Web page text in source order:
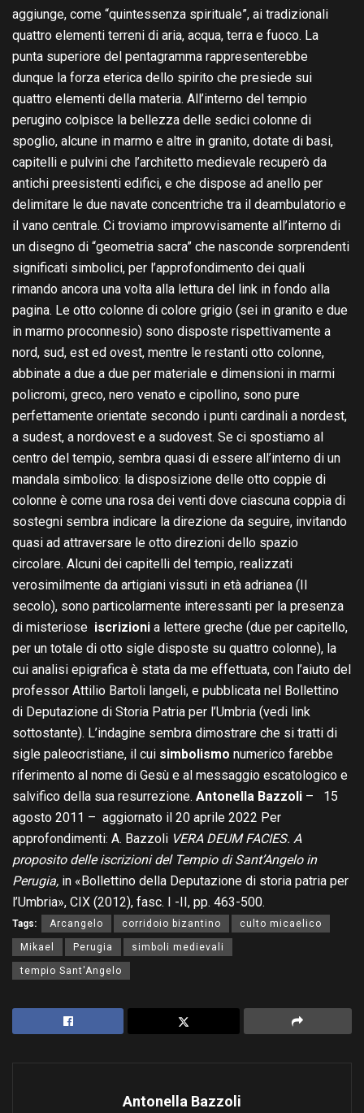
aggiunge, come “quintessenza spirituale”, ai tradizionali
quattro elementi terreni di aria, acqua, terra e fuoco. La
punta superiore del pentagramma rappresenterebbe
dunque la forza eterica dello spirito che presiede sui
quattro elementi della materia. All’interno del tempio
perugino colpisce la bellezza delle sedici colonne di
spoglio, alcune in marmo e altre in granito, dotate di basi,
capitelli e pulvini che l’architetto medievale recuperò da
antichi preesistenti edifici, e che dispose ad anello per
delimitare le due navate concentriche tra il deambulatorio e
il vano centrale. Ci troviamo improvvisamente all’interno di
un disegno di “geometria sacra” che nasconde sorprendenti
significati simbolici, per l’approfondimento dei quali
rimando ancora una volta alla lettura del link in fondo alla
pagina. Le otto colonne di colore grigio (sei in granito e due
in marmo proconnesio) sono disposte rispettivamente a
nord, sud, est ed ovest, mentre le restanti otto colonne,
abbinate a due a due per materiale e dimensioni in marmi
policromi, greco, nero venato e cipollino, sono pure
perfettamente orientate secondo i punti cardinali a nordest,
a sudest, a nordovest e a sudovest. Se ci spostiamo al
centro del tempio, sembra quasi di essere all’interno di un
mandala simbolico: la disposizione delle otto coppie di
colonne è come una rosa dei venti dove ciascuna coppia di
sostegni sembra indicare la direzione da seguire, invitando
quasi ad attraversare le otto direzioni dello spazio
circolare. Alcuni dei capitelli del tempio, realizzati
verosimilmente da artigiani vissuti in età adrianea (II
secolo), sono particolarmente interessanti per la presenza
di misteriose iscrizioni a lettere greche (due per capitello,
per un totale di otto sigle disposte su quattro colonne), la
cui analisi epigrafica è stata da me effettuata, con l’aiuto del
professor Attilio Bartoli langeli, e pubblicata nel Bollettino
di Deputazione di Storia Patria per l’Umbria (vedi link
sottostante). L’indagine sembra dimostrare che si tratti di
sigle paleocristiane, il cui simbolismo numerico farebbe
riferimento al nome di Gesù e al messaggio escatologico e
salvifico della sua resurrezione. Antonella Bazzoli – 15
agosto 2011 – aggiornato il 20 aprile 2022 Per
approfondimenti: A. Bazzoli VERA DEUM FACIES. A
proposito delle iscrizioni del Tempio di Sant’Angelo in
Perugia, in «Bollettino della Deputazione di storia patria per
l’Umbria», CIX (2012), fasc. I -II, pp. 463-500.
Tags: Arcangelo corridoio bizantino culto micaelico
Mikael Perugia simboli medievali
tempio Sant'Angelo
Antonella Bazzoli